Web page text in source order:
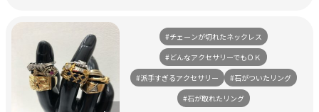
#チェーンが切れたネックレス
#どんなアクセサリーでもＯＫ
#派手すぎるアクセサリー
#石がついたリング
#石が取れたリング